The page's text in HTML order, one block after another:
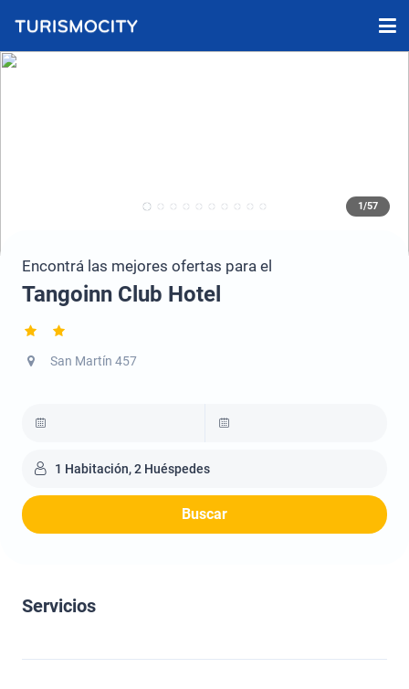
1/57
Encontrá las mejores ofertas para el
Tangoinn Club Hotel
San Martín 457
1 Habitación, 2 Huéspedes
Buscar
Servicios